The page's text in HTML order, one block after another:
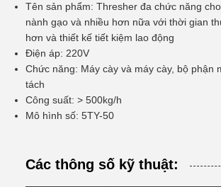
Tên sản phẩm: Thresher đa chức năng
nành gạo và nhiều hơn nữa với thời gian
hơn và thiết kế tiết kiệm lao động
Điện áp: 220V
Chức năng: Máy cày và máy cày, bộ phận
tách
Công suất: > 500kg/h
Mô hình số: 5TY-50
Các thông số kỹ thuật: